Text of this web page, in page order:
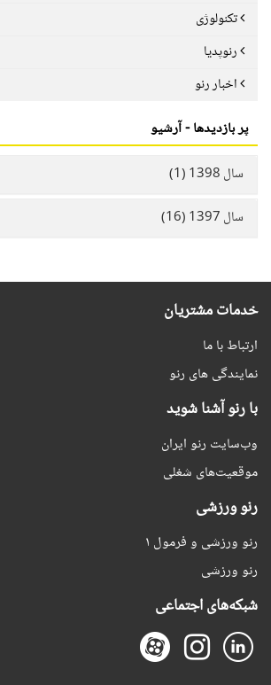
تکنولوژی
رنوپدیا
اخبار رنو
پر بازدیدها - آرشیو
سال 1398 (1)
سال 1397 (16)
خدمات مشتریان
ارتباط با ما
نمایندگی های رنو
با رنو آشنا شوید
وب‌سایت رنو ایران
موقعیت‌های شغلی
رنو ورزشی
رنو ورزشی و فرمول ۱
رنو ورزشی
شبکه‌های اجتماعی